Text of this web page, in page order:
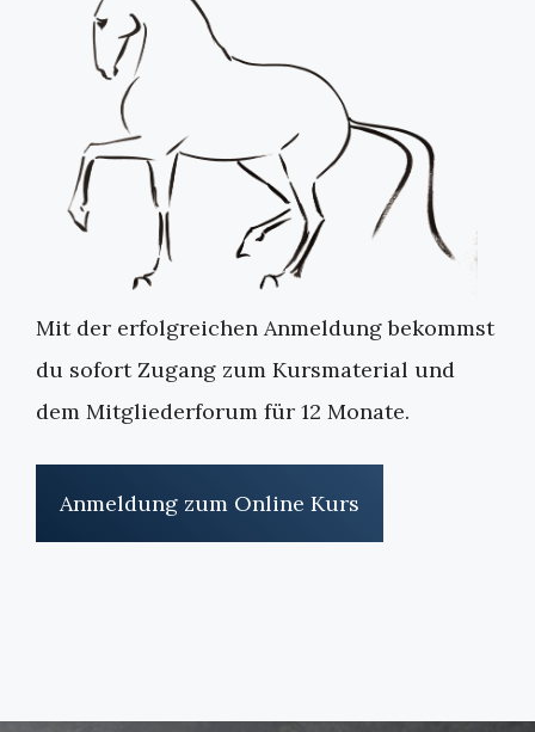
Mit der erfolgreichen Anmeldung bekommst
du sofort Zugang zum Kursmaterial und
dem Mitgliederforum für 12 Monate.
Anmeldung zum Online Kurs